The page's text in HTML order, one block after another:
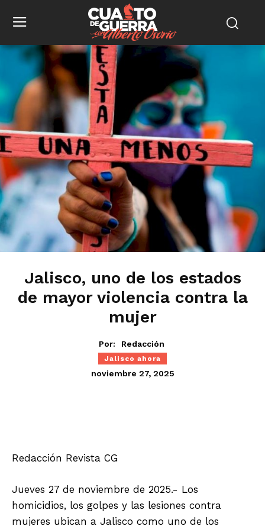
Jalisco, uno de los estados
de mayor violencia contra la
mujer
Por: Redacción
Jalisco ahora
noviembre 27, 2025
Redacción Revista CG
Jueves 27 de noviembre de 2025.- Los
homicidios, los golpes y las lesiones contra
mujeres ubican a Jalisco como uno de los